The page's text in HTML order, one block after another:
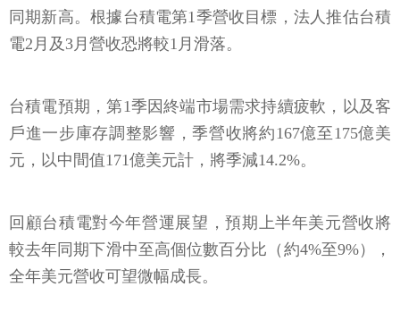
同期新高。根據台積電第1季營收目標，法人推估台積
電2月及3月營收恐將較1月滑落。
台積電預期，第1季因終端市場需求持續疲軟，以及客
戶進一步庫存調整影響，季營收將約167億至175億美
元，以中間值171億美元計，將季減14.2%。
回顧台積電對今年營運展望，預期上半年美元營收將
較去年同期下滑中至高個位數百分比（約4%至9%），
全年美元營收可望微幅成長。